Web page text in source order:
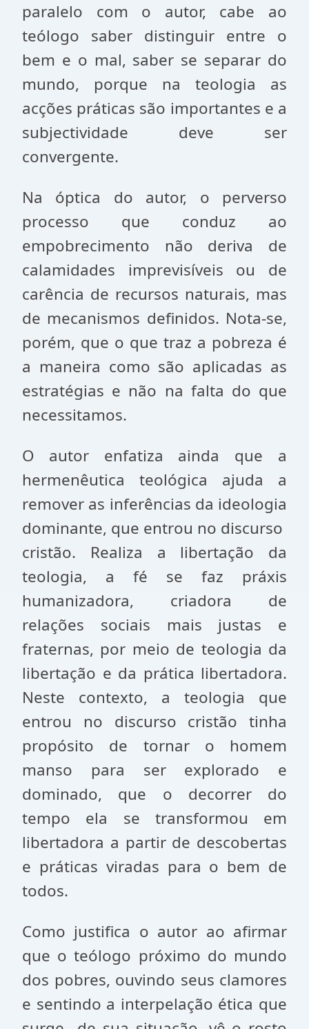
paralelo com o autor, cabe ao
teólogo saber distinguir entre o
bem e o mal, saber se separar do
mundo, porque na teologia as
acções práticas são importantes e a
subjectividade deve ser
convergente.
Na óptica do autor, o perverso
processo que conduz ao
empobrecimento não deriva de
calamidades imprevisíveis ou de
carência de recursos naturais, mas
de mecanismos definidos. Nota-se,
porém, que o que traz a pobreza é
a maneira como são aplicadas as
estratégias e não na falta do que
necessitamos.
O autor enfatiza ainda que a
hermenêutica teológica ajuda a
remover as inferências da ideologia
dominante, que entrou no discurso
cristão. Realiza a libertação da
teologia, a fé se faz práxis
humanizadora, criadora de
relações sociais mais justas e
fraternas, por meio de teologia da
libertação e da prática libertadora.
Neste contexto, a teologia que
entrou no discurso cristão tinha
propósito de tornar o homem
manso para ser explorado e
dominado, que o decorrer do
tempo ela se transformou em
libertadora a partir de descobertas
e práticas viradas para o bem de
todos.
Como justifica o autor ao afirmar
que o teólogo próximo do mundo
dos pobres, ouvindo seus clamores
e sentindo a interpelação ética que